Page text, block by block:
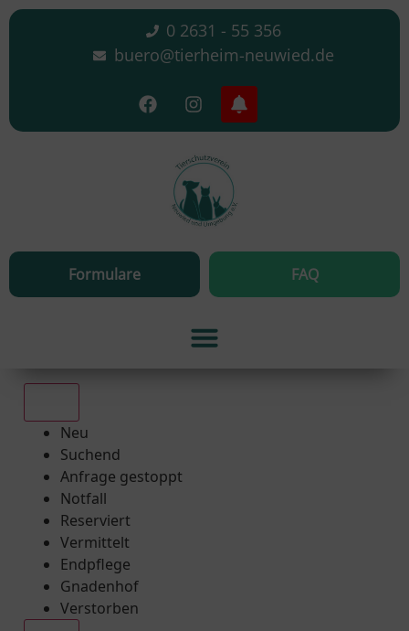
0 2631 - 55 356
buero@tierheim-neuwied.de
Formulare FAQ
Neu
Suchend
Anfrage gestoppt
Notfall
Reserviert
Vermittelt
Endpflege
Gnadenhof
Verstorben